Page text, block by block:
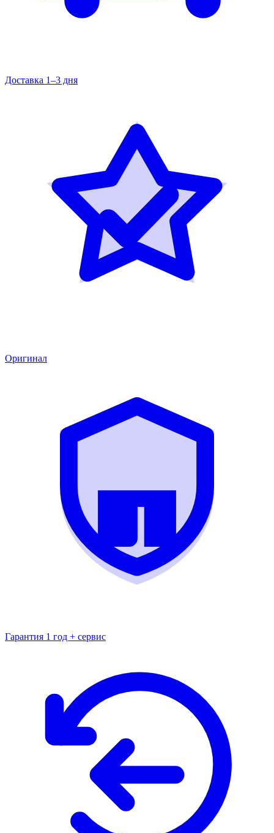
Доставка 1–3 дня
Оригинал
Гарантия 1 год + сервис